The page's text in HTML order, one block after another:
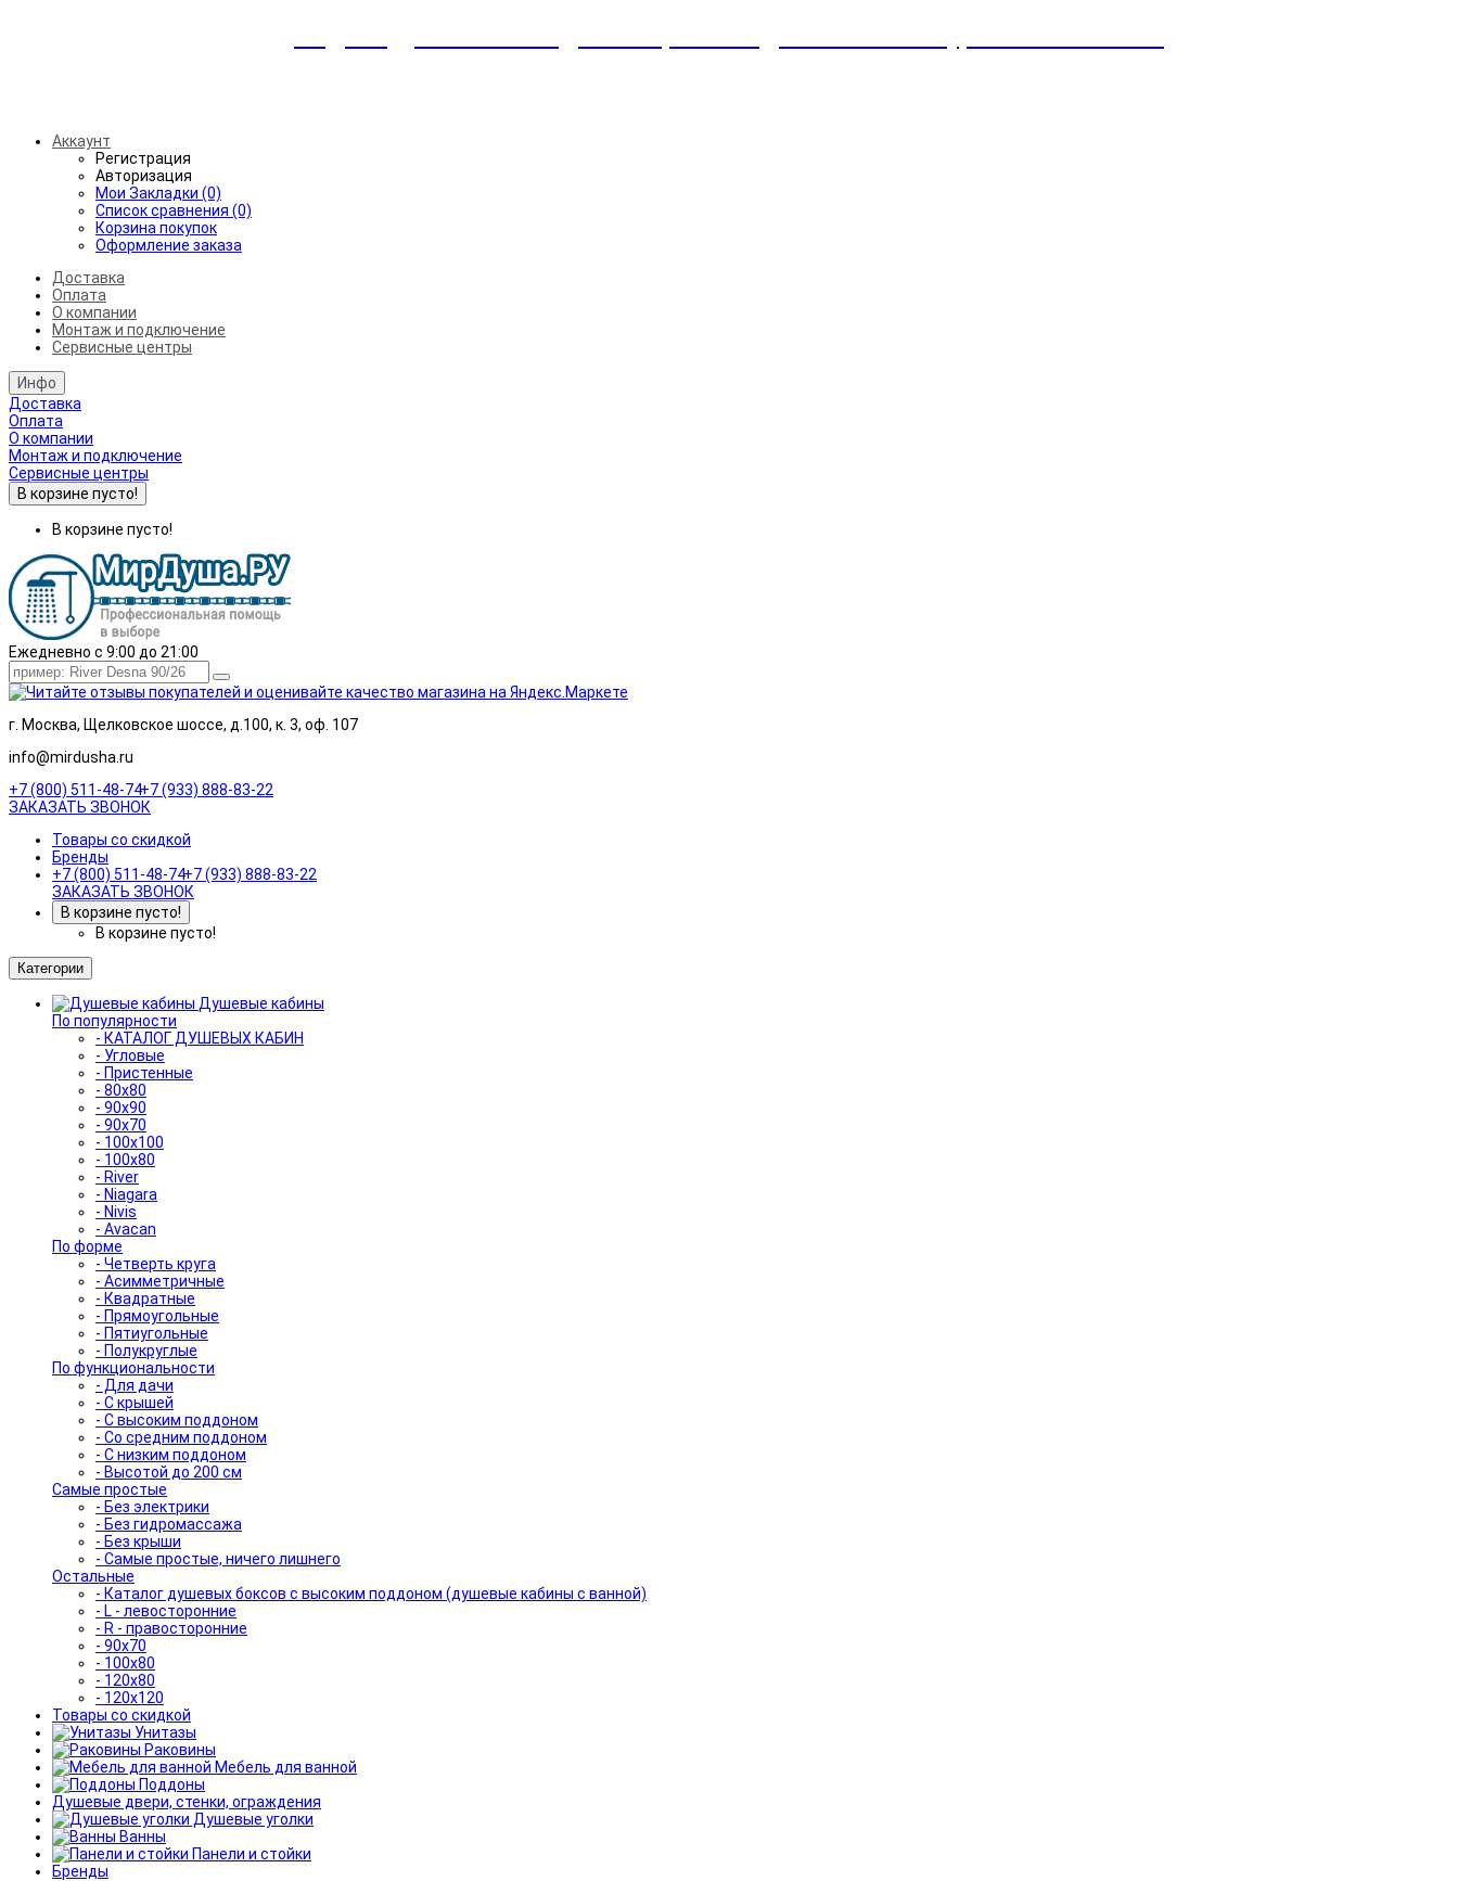
Аккаунт
Регистрация
Авторизация
Мои Закладки (0)
Список сравнения (0)
Корзина покупок
Оформление заказа
Доставка
Оплата
О компании
Монтаж и подключение
Сервисные центры
Инфо
Доставка
Оплата
О компании
Монтаж и подключение
Сервисные центры
В корзине пусто!
В корзине пусто!
Ежедневно с 9:00 до 21:00
г. Москва, Щелковское шоссе, д.100, к. 3, оф. 107
info@mirdusha.ru
+7 (800) 511-48-74+7 (933) 888-83-22
ЗАКАЗАТЬ ЗВОНОК
Товары со скидкой
Бренды
+7 (800) 511-48-74+7 (933) 888-83-22
ЗАКАЗАТЬ ЗВОНОК
В корзине пусто!
В корзине пусто!
Категории
Душевые кабины
По популярности
- КАТАЛОГ ДУШЕВЫХ КАБИН
- Угловые
- Пристенные
- 80x80
- 90x90
- 90x70
- 100x100
- 100x80
- River
- Niagara
- Nivis
- Avacan
По форме
- Четверть круга
- Асимметричные
- Квадратные
- Прямоугольные
- Пятиугольные
- Полукруглые
По функциональности
- Для дачи
- С крышей
- С высоким поддоном
- Со средним поддоном
- С низким поддоном
- Высотой до 200 см
Самые простые
- Без электрики
- Без гидромассажа
- Без крыши
- Самые простые, ничего лишнего
Остальные
- Каталог душевых боксов с высоким поддоном (душевые кабины с ванной)
- L - левосторонние
- R - правосторонние
- 90x70
- 100x80
- 120x80
- 120x120
Товары со скидкой
Унитазы
Раковины
Мебель для ванной
Поддоны
Душевые двери, стенки, ограждения
Душевые уголки
Ванны
Панели и стойки
Бренды